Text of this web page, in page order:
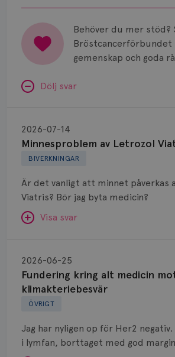
Behöver du mer stöd?
Bröstcancerförbundet
gemenskap och goda
Dölj svar
BIVERKNINGAR
Minnesproblem av Letrozol
2026-07-14
Är det vanligt att minnet påverkas
Viatris? Bör jag byta medicin?
Visa svar
SVAR:
Hej. Oavsett vilken
(men även cytostatika) man får så
uppleva negativ påverkan på
märke eller annan
vara bra att ha en paus först, för
Letrozol
Viatris?
ÖVRIGT
Fundering kring alt medicin
klimakteriebesvär
2026-06-25
Jag har nyligen op för Her2
i lymfan, borttaget med god
kring
medicin